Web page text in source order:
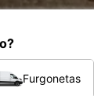
Furgonetas